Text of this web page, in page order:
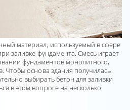
материал, используемый в сфере
заливке фундамента. Смесь играет
фундаментов монолитного,
Чтобы основа здания получилась
выбирать бетон для заливки
в этом вопросе на несколько